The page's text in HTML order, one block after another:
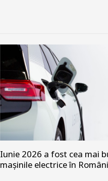
Iunie 2026 a fost cea mai
mașinile electrice în